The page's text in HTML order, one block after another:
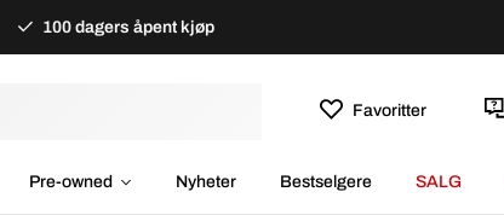
100 dagers åpent kjøp
Favoritter
Pre-owned Nyheter Bestselgere SALG